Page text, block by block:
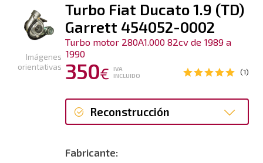
Turbo Fiat Ducato 1.9 (TD)
Garrett 454052-0002
Turbo motor 280A1.000 82cv de 1989 a
1990
350€
IVA
INCLUIDO
(1)
Reconstrucción
Fabricante:
Imágenes
orientativas